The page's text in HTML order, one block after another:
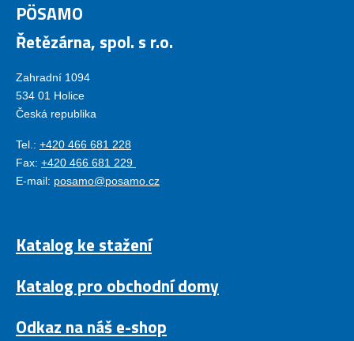
PÖSAMO
Řetězárna, spol. s r.o.
Zahradní 1094
534 01 Holice
Česká republika
Tel.: +420 466 681 228
Fax: +420 466 681 229
E-mail: posamo@posamo.cz
Katalog ke stažení
Katalog pro obchodní domy
Odkaz na náš e-shop